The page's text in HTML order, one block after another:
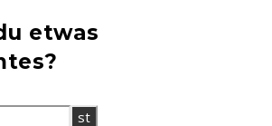
etwas